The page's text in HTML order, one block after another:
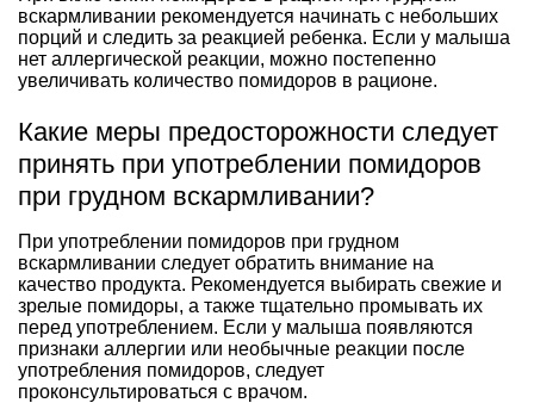
вскармливании рекомендуется начинать с небольших
порций и следить за реакцией ребенка. Если у малыша
нет аллергической реакции, можно постепенно
увеличивать количество помидоров в рационе.
Какие меры предосторожности следует
принять при употреблении помидоров
при грудном вскармливании?
При употреблении помидоров при грудном
вскармливании следует обратить внимание на
качество продукта. Рекомендуется выбирать свежие и
зрелые помидоры, а также тщательно промывать их
перед употреблением. Если у малыша появляются
признаки аллергии или необычные реакции после
употребления помидоров, следует
проконсультироваться с врачом.